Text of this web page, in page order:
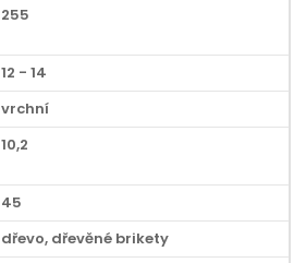
255
12 - 14
vrchní
10,2
45
dřevo, dřevěné brikety